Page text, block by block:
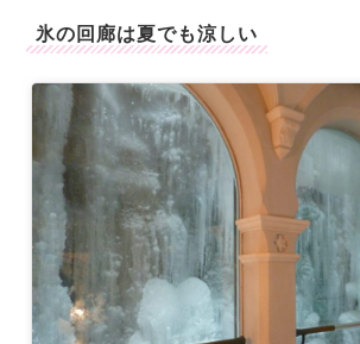
氷の回廊は夏でも涼しい